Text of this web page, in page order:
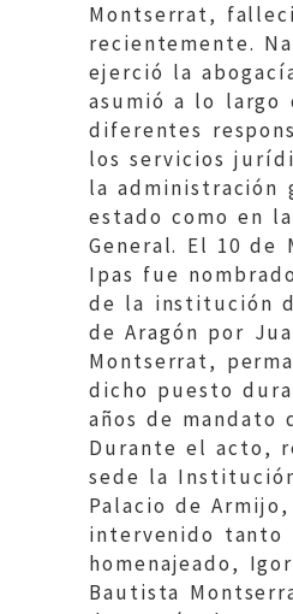
Montserrat,
recientemente.
ejerció la
asumió a lo largo
diferentes
los servicios
la administración
estado como en
General. El 10 de
Ipas fue
de la institución
de Aragón por
Montserrat,
dicho puesto
años de mandato
Durante el acto,
sede la
Palacio de Armijo,
intervenido tanto
homenajeado,
Bautista